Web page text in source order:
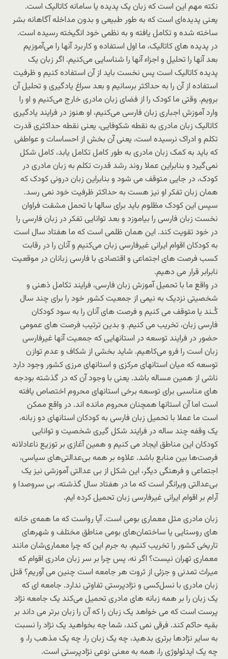
نکته مهم این است که زبان یک پدیده یا سامانه کاتالیک است.
یعنی پدیده‌ای است که به طور طبیعی و بدون مداخله آگاهانه بشر
ساخته شده و تکامل یافته و به نظمی خود انگیخته رسیده است.
در پدیده های کاتالیک، ما اول استفاده و کاربرد آنها را می‌آموزیم
بعد آنها را تحلیل و اجزاء آنها را شناسایی می‌کنیم. اگر زبان یک
پدیده کاتالیک است پس نخست باید از آن استفاده کنیم و ظرفیت
استفاده از آن را به حداکثر برسانیم و بعد سراغ یادگیری و تحلیل آن
برویم. وقتی ما کودک را از فضای زبان مادری خارج می‌کنیم و او را
وارد آموزش اجباری زبان فارسی می‌کنیم،‌ او هنوز در فرایند یادگیری
کاتالیک زبان مادری به نقطه شکوفایی، یعنی نقطه حداکثری قدرت
تکلم و ادراک نرسیده است، یعنی آن بخش از احساسات و عواطفی
که باید به کمک زبان مادری به طور کامل تکامل یابد، کامل شکل
نمی‌گیرد و بنابراین عملا روند رشد قدرت تکلم به زبان مادری در
کودک، در جایی متوقف می شود و بنابراین زبان درونی کودک که
همان زبان تفکر او نیز هست به حداکثر ظرفیت خود نمی رسد.
سپس این کودک مظلوم باید برای سالها با تحمل مشقت فراوان
نخست زبان فارسی را بیاموزد و بعد توانایی تفکر در زبان فارسی را
در خود تقویت کند. این همان ظلمی است که ما هفتاد سال است
به کودکان اقوام ایرانی غیرفارسی زبان می‌کنیم و آنان را در رقابت
کسب فرصت های اجتماعی و اقتصادی با فارسی زبانان در موقعیت
نابرابر قرار می دهیم.
در واقع ما با تحمیل آموزش زبان فارسی، فرایند تکامل ذهنی و
شخصیتی نزدیک به نیمی از جمعیت کشور خود را برای چند سال
کُـند یا متوقف می کنیم و فرصت های آنان را به سود کودکان
فارسی زبان، تخریب می کنیم. و بدین ترتیب فرصت های عمومی
حضور در فرایند توسعه در استانهایی که جمعیت آنها غیرفارسی
زبان است را فرو می‌کاهیم. شاید بخشی از شکاف و عدم توازن
توسعه که میان استانهای مرکزی و استانهای مرزی کشور وجود دارد
ناشی از همین مساله باشد. یعنی با وجود آن که در گذشته بودجه
های مناسبی برای توسعه برخی استانهای محروم اختصاص یافته
است اما آن استانها همچنان محروم مانده اند. در واقع ممکن
است ما عملا با تحمیل زبان فارسی به کودکان استانهای دو زبانه،
یک وقفه چند ساله در فرایند شکل گیری شخصیت و توانایی
کودکان این مناطق ایجاد می کنیم و همین آغازی بر توزیع ناعادلانه
فرصت‌ها بین منابع باشد. علاوه بر همه بی‌عدالتی‌های سیاسی،
اجتماعی و فرهنگی دیگر،‌ این شکل از بی عدالتی آموزشی نیز یک
بی‌عدالتی ویرانگر است که ما در هفتاد سال گذشته، بی سروصدا و
آرام بر اقوام ایرانی غیرفارسی زبان تحمیل کرده ایم.
زبان مادری مثل معماری بومی است. آیا رواست که ما همه‌ی خانه
های روستایی یا ساختمان‌های بومی مناطق مختلف و شهرهای
تاریخی کشور را تخریب کنیم، به جرم این که چرا معماری‌شان مانند
معماری تهران نیست؟ اگر نه، پس چرا بر سر زبان مادری اقوام که
میراث تمدنی و جزئی از ثروت هر جامعه است چنین می آوریم؟ قتل
زبان مادری با نسل‌کسی و نژادپرستی تفاوتی ندارد. جامعه ای که
یک زبان را بر همه زبانه های مادری تحمیل می‌کند یک جامعه نژاد
پرست است که می خواهد یک زبان را که آن را زبان بر‌تر می داند بر
بقیه حاکم کند. فرقی نمی کند، شما چه بخواهید یک نژاد را نسبت
به سایر نژادها برتری بدهید، چه یک زبان را، چه یک مذهب را، و
چه یک ایدئولوژی را، همه به معنی نوعی نژادپرستی است.